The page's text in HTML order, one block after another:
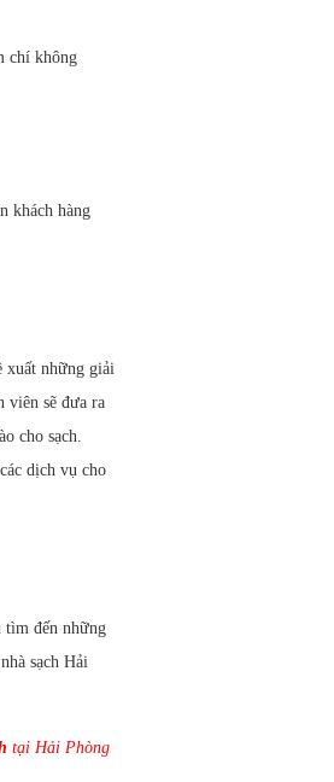
chí không
khách hàng
xuất những giải
viên sẽ đưa ra
cho sạch.
dịch vụ cho
tìm đến những
nhà sạch Hải
tại Hải Phòng